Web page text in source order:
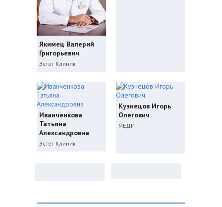
Якимец Валерий
Григорьевич
Эстет Клиник
Иванченкова
Татьяна
Александровна
Эстет Клиник
Кузнецов Игорь
Олегович
МЕДИ